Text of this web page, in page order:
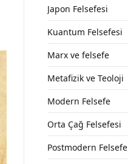
Japon Felsefesi
Kuantum Felsefesi
Marx ve felsefe
Metafizik ve Teoloji
Modern Felsefe
Orta Çağ Felsefesi
Postmodern Felsefe